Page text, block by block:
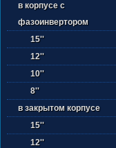
в корпусе с
фазоинвертором
15''
12''
10''
8''
в закрытом корпусе
15''
12''